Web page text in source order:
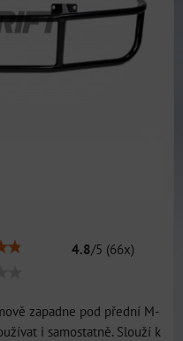
4.8/5 (66x)
zapadne pod přední M-
i samostatně. Slouží k